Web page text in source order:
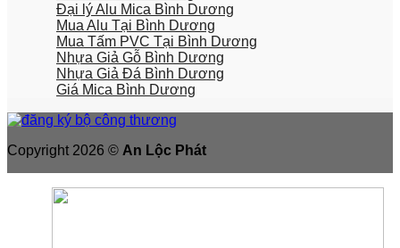
Đại lý Alu Mica Bình Dương
Mua Alu Tại Bình Dương
Mua Tấm PVC Tại Bình Dương
Nhựa Giả Gỗ Bình Dương
Nhựa Giả Đá Bình Dương
Giá Mica Bình Dương
Copyright 2026 © An Lộc Phát